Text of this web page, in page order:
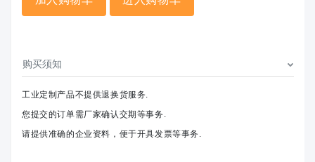
购买须知
工业定制产品不提供退换货服务.
您提交的订单需厂家确认交期等事务.
请提供准确的企业资料，便于开具发票等事务.